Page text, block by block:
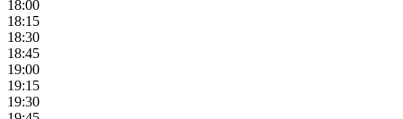
18:00
18:15
18:30
18:45
19:00
19:15
19:30